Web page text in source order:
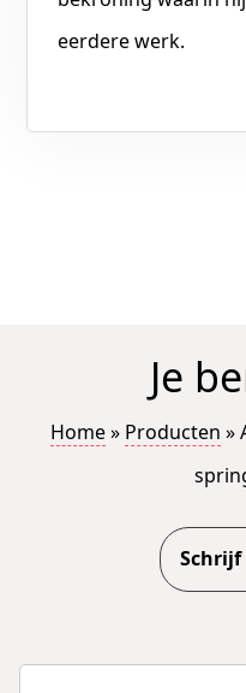
eerdere werk.
Je
Home» Producten »